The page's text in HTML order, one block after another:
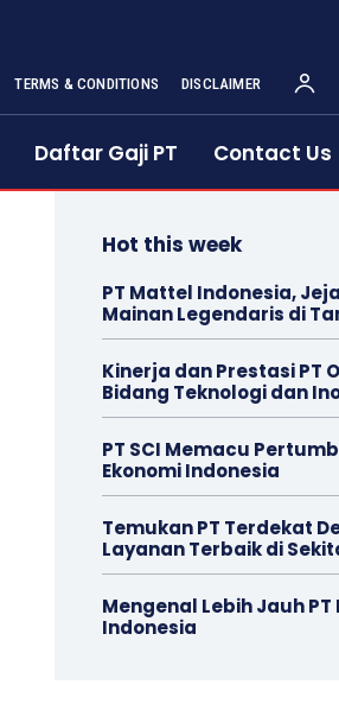
TERMS & CONDITIONS DISCLAIMER
Daftar Gaji PT Contact Us
Hot this week
PT Mattel Indonesia,
Mainan Legendaris di
Kinerja dan Prestasi PT
Bidang Teknologi dan
PT SCI Memacu
Ekonomi Indonesia
Temukan PT Terdekat
Layanan Terbaik di
Mengenal Lebih Jauh PT
Indonesia